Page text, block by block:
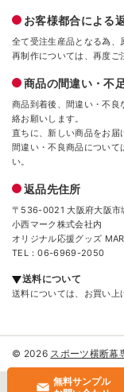
お客様都合による
全て受注生産品となる為、
再制作については、再度ご
商品の間違い・不
商品到着後、間違い・不良
絡お願いします。
直ちに、新しい商品をお届
間違い・不良商品について
い。
返品先住所
〒536-0021 大阪府大阪
小西マーク株式会社内
オリジナル応援グッズ
TEL：06-6969-2050
送料について
送料については、お買い上
© 2026 スポーツ横断幕
無料サンプル